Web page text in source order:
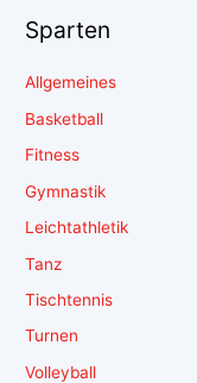
Sparten
Allgemeines
Basketball
Fitness
Gymnastik
Leichtathletik
Tanz
Tischtennis
Turnen
Volleyball